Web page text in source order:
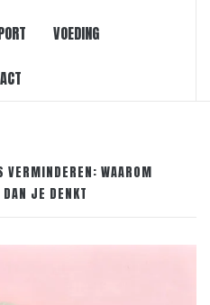
VOEDING
VERMINDEREN: WAAROM
JE DENKT